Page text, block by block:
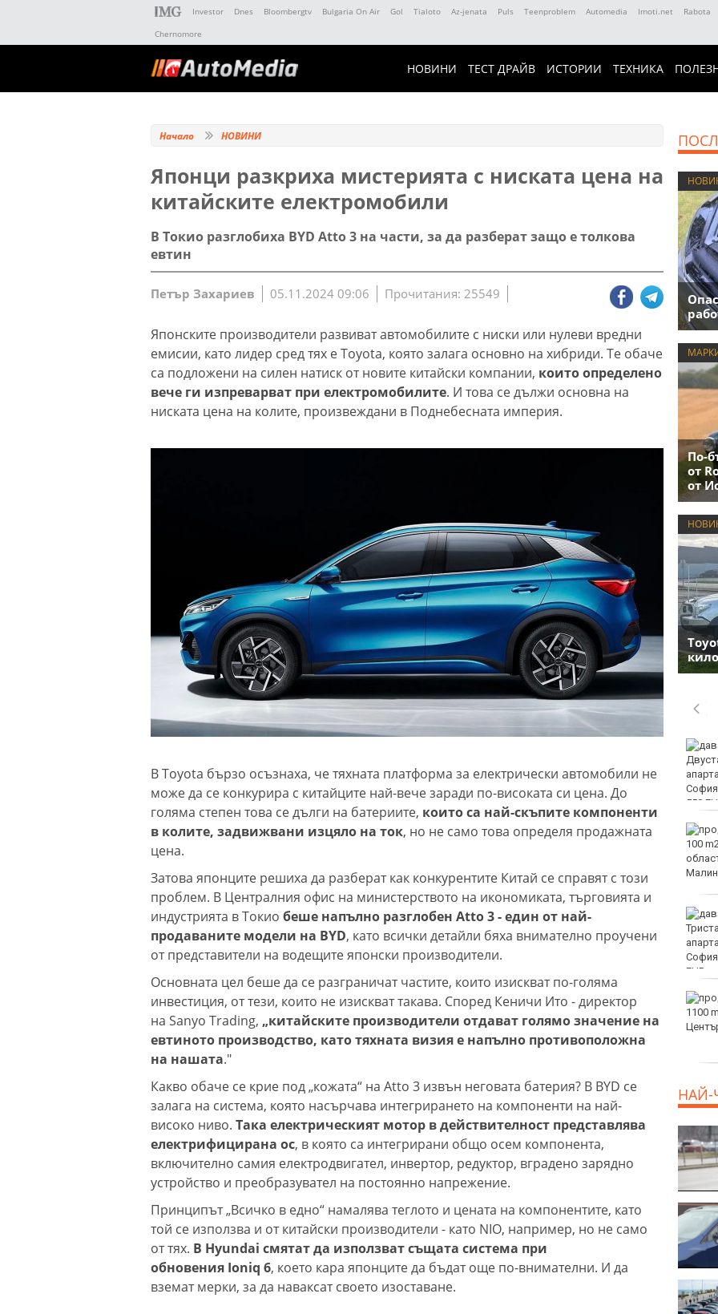
Investor Dnes Bloombergtv Bulgaria On Air Gol Tialoto Az-jenata Puls Teenproblem Automedia Imoti.net Rabota
Chernomore
НОВИНИ ТЕСТ ДРАЙВ ИСТОРИИ ТЕХНИКА
Начало НОВИНИ
Японци разкриха мистерията с ниската цена на
китайските електромобили
В Токио разглобиха BYD Atto 3 на части, за да разберат защо е толкова
евтин
Петър Захариев 05.11.2024 09:06 Прочитания: 25549
Японските производители развиват автомобилите с ниски или нулеви вредни
емисии, като лидер сред тях е Toyota, която залага основно на хибриди. Те обаче
са подложени на силен натиск от новите китайски компании, които определено
вече ги изпреварват при електромобилите. И това се дължи основна на
ниската цена на колите, произвеждани в Поднебесната империя.
В Toyota бързо осъзнаха, че тяхната платформа за електрически автомобили не
може да се конкурира с китайците най-вече заради по-високата си цена. До
голяма степен това се дълги на батериите, които са най-скъпите компоненти
в колите, задвижвани изцяло на ток, но не само това определя продажната
цена.
Затова японците решиха да разберат как конкурентите Китай се справят с този
проблем. В Централния офис на министерството на икономиката, търговията и
индустрията в Токио беше напълно разглобен Atto 3 - един от най-
продаваните модели на BYD, като всички детайли бяха внимателно проучени
от представители на водещите японски производители.
Основната цел беше да се разграничат частите, които изискват по-голяма
инвестиция, от тези, които не изискват такава. Според Кеничи Ито - директор
на Sanyo Trading, „китайските производители отдават голямо значение на
евтиното производство, като тяхната визия е напълно противоположна
на нашата."
Какво обаче се крие под „кожата“ на Atto 3 извън неговата батерия? В BYD се
залага на система, която насърчава интегрирането на компоненти на най-
високо ниво. Така електрическият мотор в действителност представлява
електрифицирана ос, в която са интегрирани общо осем компонента,
включително самия електродвигател, инвертор, редуктор, вградено зарядно
устройство и преобразувател на постоянно напрежение.
Принципът „Всичко в едно“ намалява теглото и цената на компонентите, като
той се използва и от китайски производители - като NIO, например, но не само
от тях. В Hyundai смятат да използват същата система при
обновения Ioniq 6, което кара японците да бъдат още по-внимателни. И да
вземат мерки, за да наваксат своето изоставане.
По-
от
от
най-доброто на
европейското по
плуване в Париж
Пьотр Нестеров е на
От ПСС излязоха с
туристите в планината
Оранжев код за опасни
жеги в 21 области днес
НАЙ-